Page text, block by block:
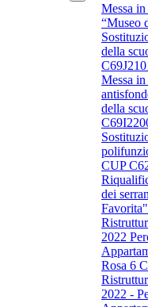
Messa
“Museo
della
Messa
della
CUP
dei
2022
Rosa 6
2022 -